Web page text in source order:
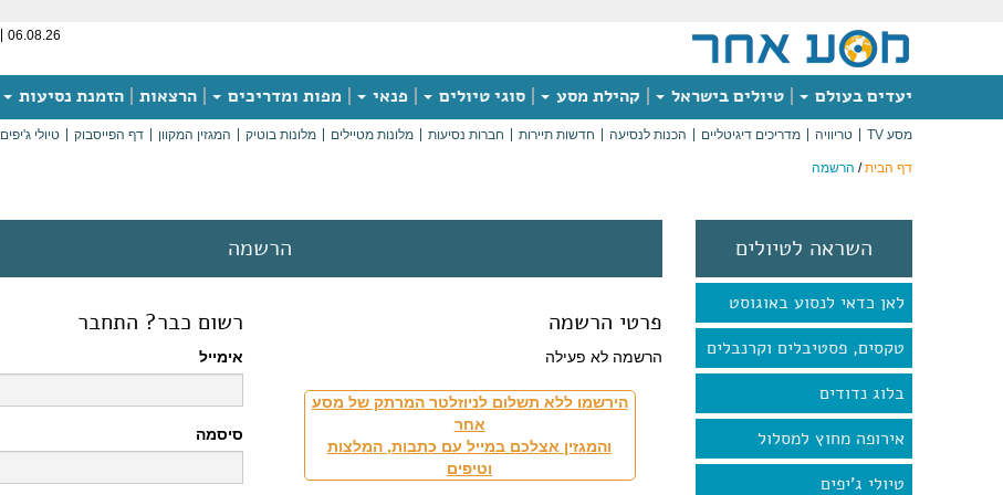
06.08.26
יעדים בעולם טיולים בישראל קהילת מסע סוגי טיולים פנאי מפות ומדריכים הרצאות הזמנת נסיעות
מסע TV טריוויה מדריכים דיגיטליים הכנות לנסיעה חדשות תיירות חברות נסיעות מלונות מטיילים מלונות בוטיק המגזין המקוון דף הפייסבוק טיולי ג'יפים
דף הבית/ הרשמה
השראה לטיולים
לאן כדאי לנסוע באוגוסט
טקסים, פסטיבלים וקרנבלים
בלוג נדודים
אירופה מחוץ למסלול
טיולי ג'יפים
הרשמה
פרטי הרשמה
הרשמה לא פעילה
הירשמו ללא תשלום לניוזלטר המרתק של מסע
אחר
והמגזין אצלכם במייל עם כתבות, המלצות
וטיפים
רשום כבר? התחבר
אימייל
סיסמה